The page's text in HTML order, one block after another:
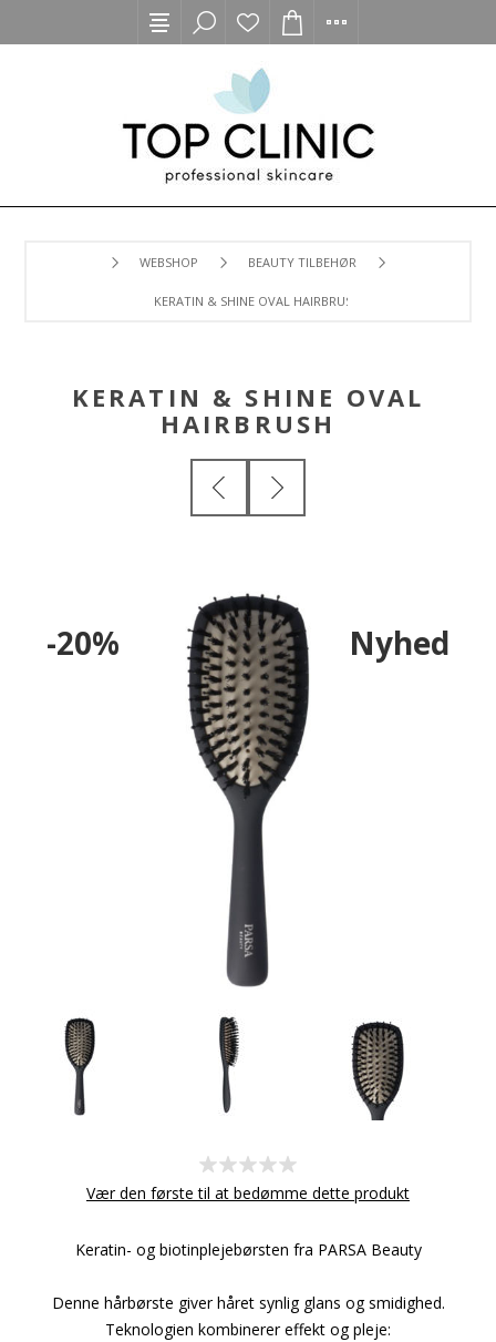
WEBSHOP BEAUTY TILBEHØR
KERATIN & SHINE OVAL HAIRBRUSH
KERATIN & SHINE OVAL
HAIRBRUSH
-20% Nyhed
Vær den første til at bedømme dette produkt
Keratin- og biotinplejebørsten fra PARSA Beauty
Denne hårbørste giver håret synlig glans og smidighed.
Teknologien kombinerer effekt og pleje: